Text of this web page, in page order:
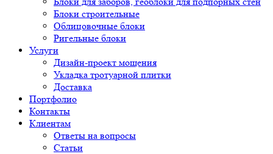
Блоки строительные
Облицовочные блоки
Ригельные блоки
Услуги
Дизайн-проект мощения
Укладка тротуарной плитки
Доставка
Портфолио
Контакты
Клиентам
Ответы на вопросы
Статьи